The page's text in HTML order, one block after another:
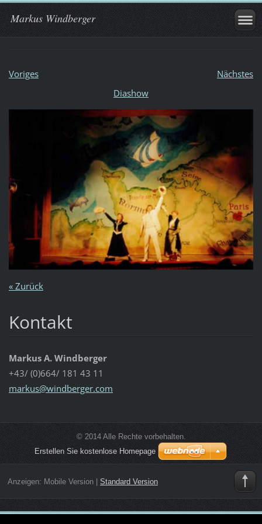
Markus Windberger
Voriges
Nächstes
Diashow
« Zurück
Kontakt
Markus A. Windberger
+43/ (0)664/ 181 43 11
markus@windberger.com
© 2014 Alle Rechte vorbehalten.
Erstellen Sie kostenlose Homepage
Anzeigen: Mobile Version| Standard Version